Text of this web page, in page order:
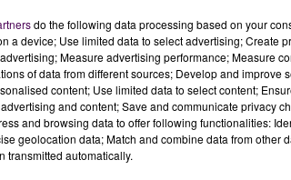
LES OBJETS DE LA
COLA
LA CHIENNE
RÉSIDENTS
do the following data processing based on your
a device; Use limited data to select advertising; Create
Measure advertising performance; Measure
of data from different sources; Develop and improve
content; Use limited data to select content;
and content; Save and communicate privacy
and browsing data to offer following functionalities:
geolocation data; Match and combine data from other
transmitted automatically.